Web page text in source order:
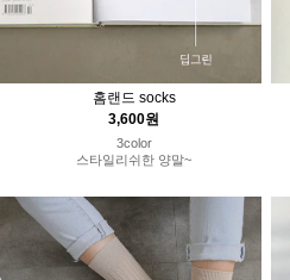
홈랜드 socks
3,600원
3color
스타일리쉬한 양말~